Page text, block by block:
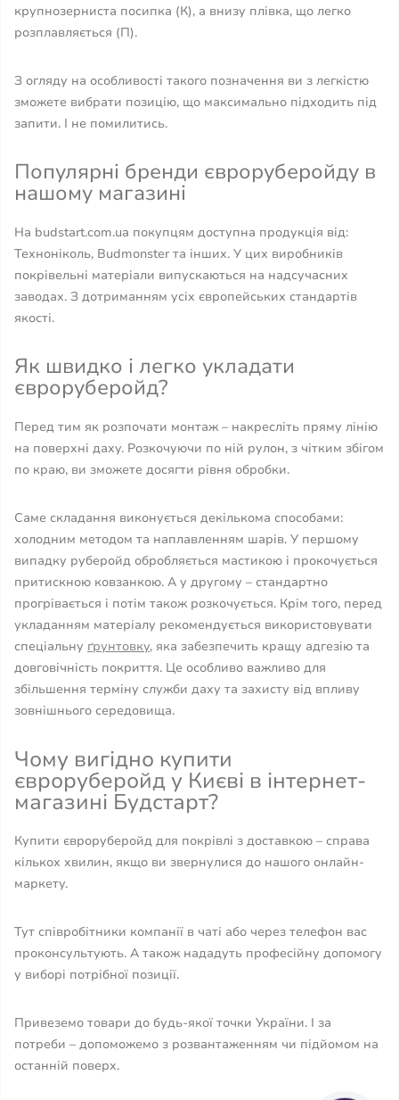
крупнозерниста посипка (К), а внизу плівка, що легко
розплавляється (П).
З огляду на особливості такого позначення ви з легкістю
зможете вибрати позицію, що максимально підходить під
запити. І не помилитись.
Популярні бренди євроруберойду в
нашому магазині
На budstart.com.ua покупцям доступна продукція від:
Техноніколь, Budmonster та інших. У цих виробників
покрівельні матеріали випускаються на надсучасних
заводах. З дотриманням усіх європейських стандартів
якості.
Як швидко і легко укладати
євроруберойд?
Перед тим як розпочати монтаж – накресліть пряму лінію
на поверхні даху. Розкочуючи по ній рулон, з чітким збігом
по краю, ви зможете досягти рівня обробки.
Саме складання виконується декількома способами:
холодним методом та наплавленням шарів. У першому
випадку руберойд обробляється мастикою і прокочується
притискною ковзанкою. А у другому – стандартно
прогрівається і потім також розкочується. Крім того, перед
укладанням матеріалу рекомендується використовувати
спеціальну ґрунтовку, яка забезпечить кращу адгезію та
довговічність покриття. Це особливо важливо для
збільшення терміну служби даху та захисту від впливу
зовнішнього середовища.
Чому вигідно купити
євроруберойд у Києві в інтернет-
магазині Будстарт?
Купити євроруберойд для покрівлі з доставкою – справа
кількох хвилин, якщо ви звернулися до нашого онлайн-
маркету.
Тут співробітники компанії в чаті або через телефон вас
проконсультують. А також нададуть професійну допомогу
у виборі потрібної позиції.
Привеземо товари до будь-якої точки України. І за
потреби – допоможемо з розвантаженням чи підйомом на
останній поверх.